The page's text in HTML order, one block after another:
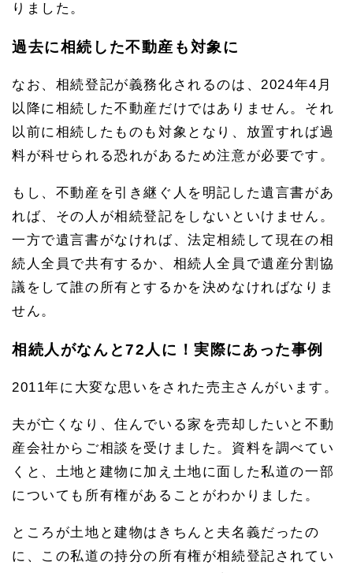
りました。
過去に相続した不動産も対象に
なお、相続登記が義務化されるのは、2024年4月
以降に相続した不動産だけではありません。それ
以前に相続したものも対象となり、放置すれば過
料が科せられる恐れがあるため注意が必要です。
もし、不動産を引き継ぐ人を明記した遺言書があ
れば、その人が相続登記をしないといけません。
一方で遺言書がなければ、法定相続して現在の相
続人全員で共有するか、相続人全員で遺産分割協
議をして誰の所有とするかを決めなければなりま
せん。
相続人がなんと72人に！実際にあった事例
2011年に大変な思いをされた売主さんがいます。
夫が亡くなり、住んでいる家を売却したいと不動
産会社からご相談を受けました。資料を調べてい
くと、土地と建物に加え土地に面した私道の一部
についても所有権があることがわかりました。
ところが土地と建物はきちんと夫名義だったの
に、この私道の持分の所有権が相続登記されてい